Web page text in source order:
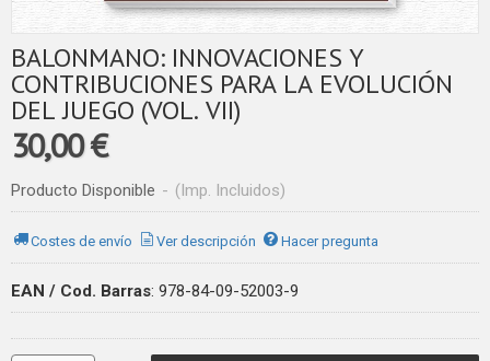
BALONMANO: INNOVACIONES Y
CONTRIBUCIONES PARA LA EVOLUCIÓN
DEL JUEGO (VOL. VII)
30,00 €
Producto Disponible - (Imp. Incluidos)
Costes de envío Ver descripción Hacer pregunta
EAN / Cod. Barras: 978-84-09-52003-9